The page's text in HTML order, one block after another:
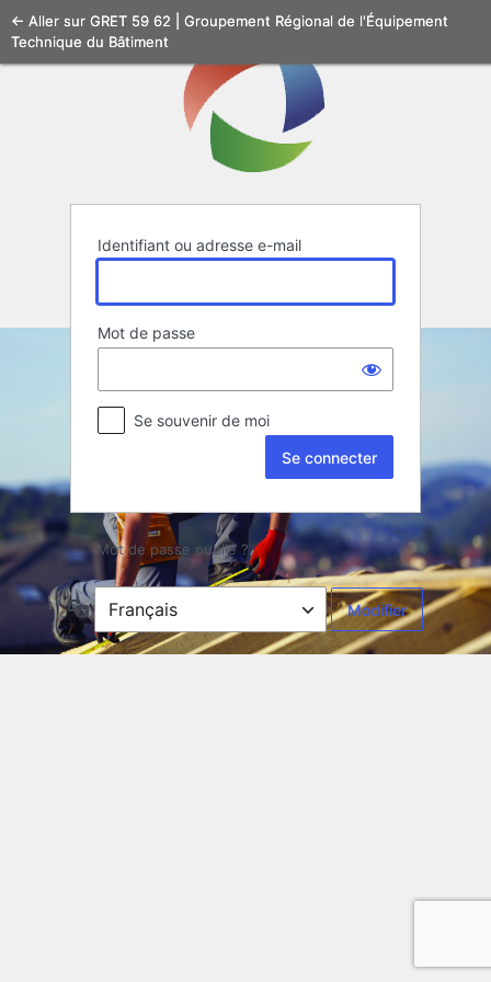
Se
connecter
Identifiant ou adresse e-mail
Mot de passe
Se souvenir de moi
Mot de passe oublié ?
← Aller sur GRET 59 62 | Groupement Régional de l'Équipement
Technique du Bâtiment
Langue